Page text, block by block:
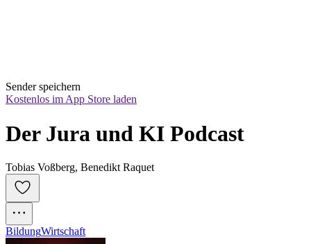
Sender speichern
Kostenlos im App Store laden
Der Jura und KI Podcast
Tobias Voßberg, Benedikt Raquet
BildungWirtschaft